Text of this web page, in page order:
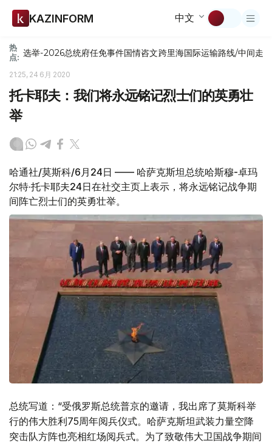
KAZINFORM 中文
热
点: 选举-2026总统府任免事件国情咨文跨里海国际运输路线/中间走廊
21:25, 24 6月 2020
托卡耶夫：我们将永远铭记烈士们的英勇壮
举
哈通社/莫斯科/6月24日 —— 哈萨克斯坦总统哈斯穆-卓玛
尔特·托卡耶夫24日在社交主页上表示，将永远铭记战争期
间阵亡烈士们的英勇壮举。
总统写道：“受俄罗斯总统普京的邀请，我出席了莫斯科举
行的伟大胜利75周年阅兵仪式。哈萨克斯坦武装力量空降
突击队方阵也亮相红场阅兵式。为了致敬伟大卫国战争期间